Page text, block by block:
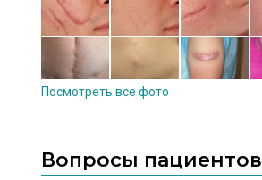
Посмотреть все фото
Вопросы пациентов